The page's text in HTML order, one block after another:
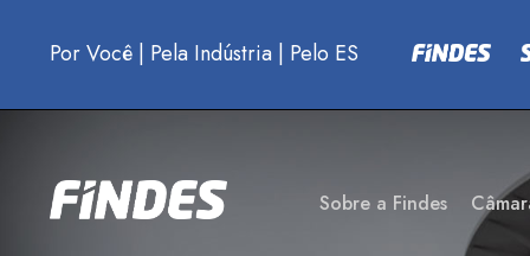
Por Você | Pela Indústria | Pelo ES
Sobre a Findes